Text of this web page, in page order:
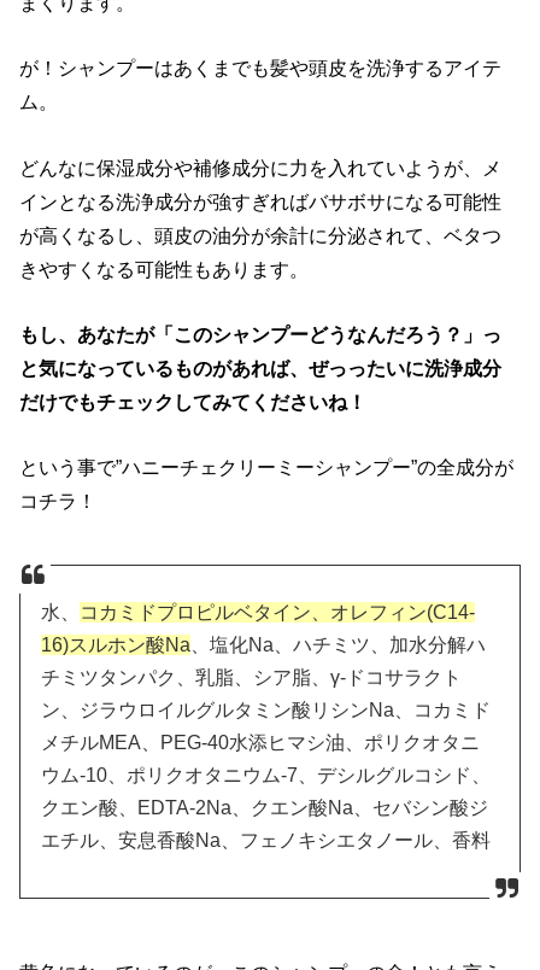
が！シャンプーはあくまでも髪や頭皮を洗浄するアイテ
ム。
どんなに保湿成分や補修成分に力を入れていようが、メ
インとなる洗浄成分が強すぎればバサボサになる可能性
が高くなるし、頭皮の油分が余計に分泌されて、ベタつ
きやすくなる可能性もあります。
もし、あなたが「このシャンプーどうなんだろう？」っ
と気になっているものがあれば、ぜっったいに洗浄成分
だけでもチェックしてみてくださいね！
という事で”ハニーチェクリーミーシャンプー”の全成分が
コチラ！
水、
コカミドプロピルベタイン、オレフィン(C14-
16)スルホン酸Na 、塩化Na、ハチミツ、加水分解ハ
チミツタンパク、乳脂、シア脂、γ-ドコサラクト
ン、ジラウロイルグルタミン酸リシンNa、コカミド
メチルMEA、PEG-40水添ヒマシ油、ポリクオタニ
ウム-10、ポリクオタニウム-7、デシルグルコシド、
クエン酸、EDTA-2Na、クエン酸Na、セバシン酸ジ
エチル、安息香酸Na、フェノキシエタノール、香料